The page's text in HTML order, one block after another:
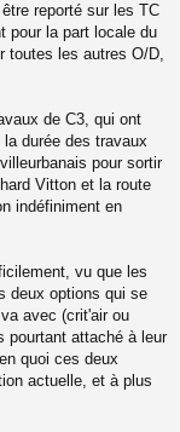
reporté sur les TC
pour la part locale du
toutes les autres O/D,
de C3, qui ont
durée des travaux
pour sortir
Vitton et la route
indéfiniment en
vu que les
deux options qui se
avec (crit'air ou
pourtant attaché à leur
quoi ces deux
actuelle, et à plus